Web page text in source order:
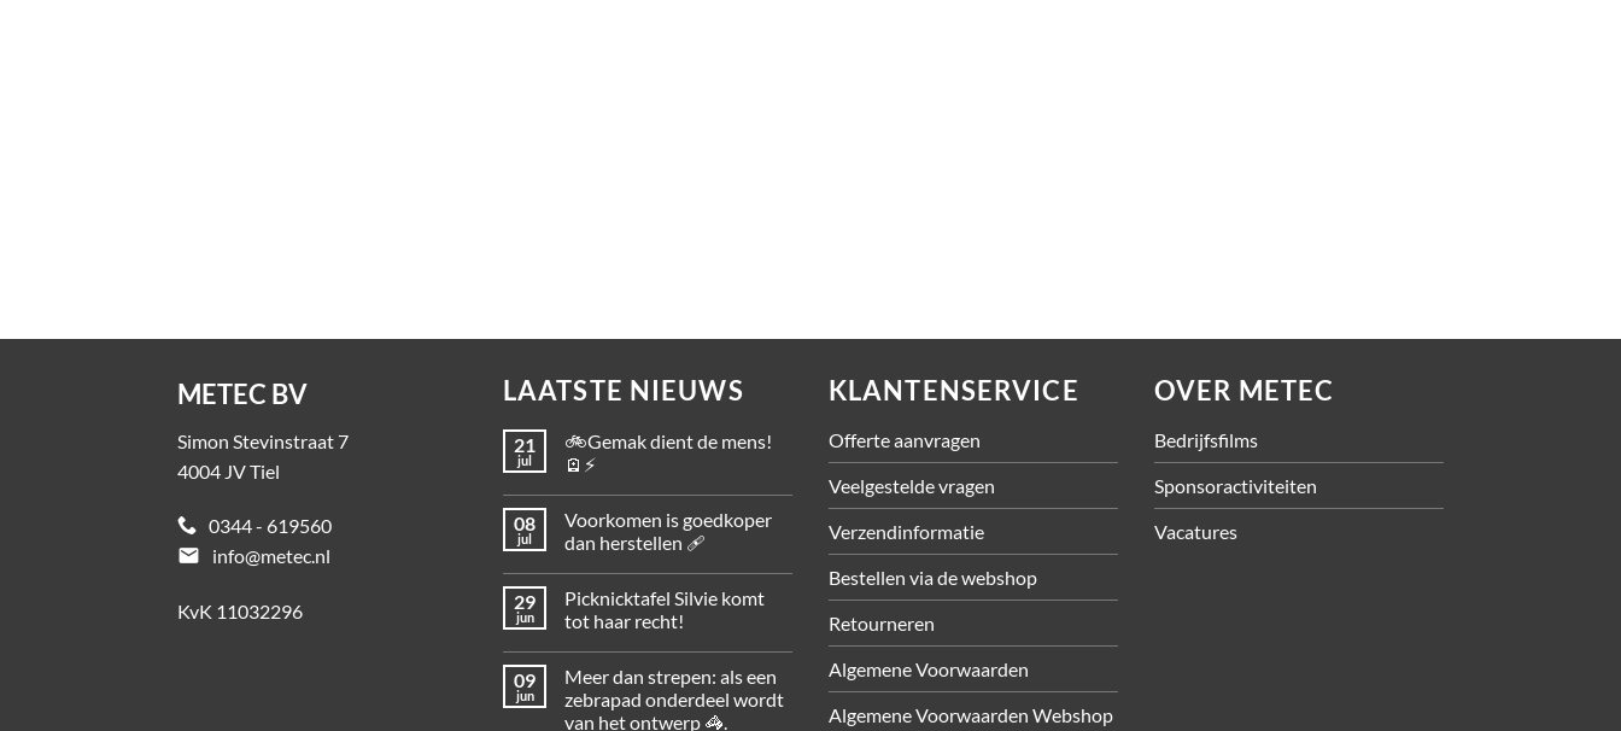
METEC BV
Simon Stevinstraat 7
4004 JV Tiel
0344 - 619560
email
info@metec.nl
KvK 11032296
LAATSTE NIEUWS
21
jul
🚲Gemak dient de mens!
🪫⚡
08
jul
Voorkomen is goedkoper
dan herstellen 🩹
29
jun
Picknicktafel Silvie komt
tot haar recht!
09
jun
Meer dan strepen: als een
zebrapad onderdeel wordt
van het ontwerp 🦓.
KLANTENSERVICE
Offerte aanvragen
Veelgestelde vragen
Verzendinformatie
Bestellen via de webshop
Retourneren
Algemene Voorwaarden
Algemene Voorwaarden Webshop
OVER METEC
Bedrijfsfilms
Sponsoractiviteiten
Vacatures